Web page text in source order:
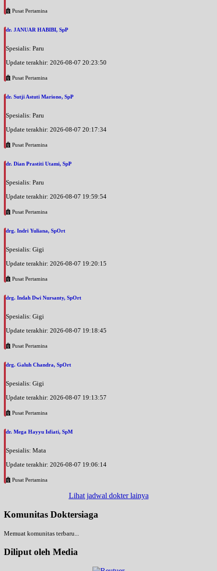
Pusat Pertamina
dr. JANUAR HABIBI, SpP
Spesialis: Paru
Update terakhir: 2026-08-07 20:23:50
Pusat Pertamina
dr. Sutji Astuti Mariono, SpP
Spesialis: Paru
Update terakhir: 2026-08-07 20:17:34
Pusat Pertamina
dr. Dian Prastiti Utami, SpP
Spesialis: Paru
Update terakhir: 2026-08-07 19:59:54
Pusat Pertamina
drg. Indri Yuliana, SpOrt
Spesialis: Gigi
Update terakhir: 2026-08-07 19:20:15
Pusat Pertamina
drg. Indah Dwi Nursanty, SpOrt
Spesialis: Gigi
Update terakhir: 2026-08-07 19:18:45
Pusat Pertamina
drg. Galuh Chandra, SpOrt
Spesialis: Gigi
Update terakhir: 2026-08-07 19:13:57
Pusat Pertamina
dr. Mega Hayyu Isfiati, SpM
Spesialis: Mata
Update terakhir: 2026-08-07 19:06:14
Pusat Pertamina
Lihat jadwal dokter lainya
Komunitas Doktersiaga
Memuat komunitas terbaru...
Diliput oleh Media